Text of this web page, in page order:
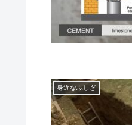
身近なふしぎ